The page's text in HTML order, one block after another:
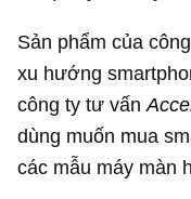
Sản phẩm của
xu hướng
công ty tư vấn
dùng muốn mua
các mẫu máy màn